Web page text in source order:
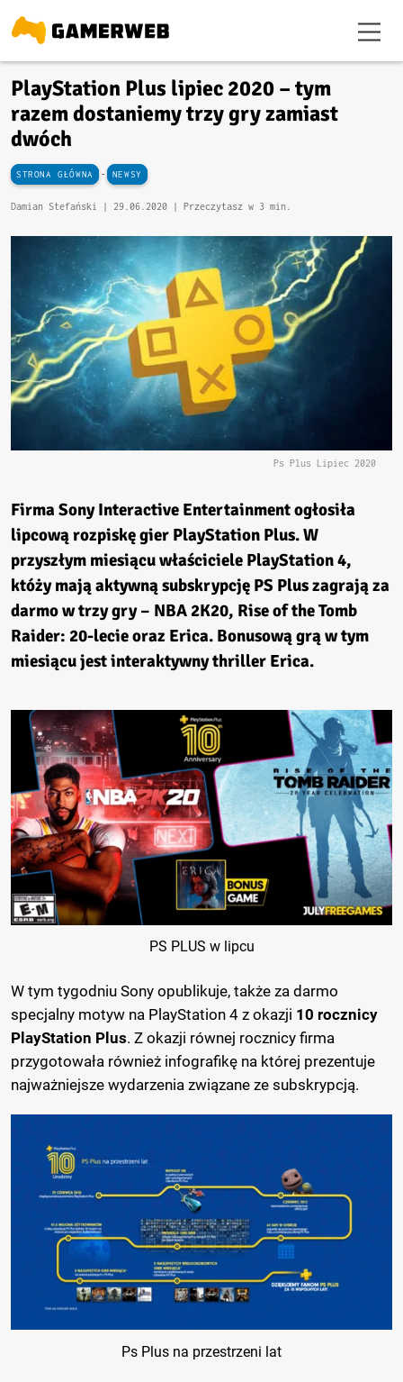
PlayStation Plus lipiec 2020 – tym
razem dostaniemy trzy gry zamiast
dwóch
STRONA GŁÓWNA - NEWSY
Damian Stefański | 29.06.2020 | Przeczytasz w 3 min.
Ps Plus Lipiec 2020
Firma Sony Interactive Entertainment ogłosiła
lipcową rozpiskę gier PlayStation Plus. W
przyszłym miesiącu właściciele PlayStation 4,
któży mają aktywną subskrypcję PS Plus zagrają za
darmo w trzy gry – NBA 2K20, Rise of the Tomb
Raider: 20-lecieoraz Erica. Bonusową grą w tym
miesiącu jest interaktywny thriller Erica.
PS PLUS w lipcu
W tym tygodniu Sony opublikuje, także za darmo
specjalny motyw na PlayStation 4 z okazji 10 rocznicy
PlayStation Plus. Z okazji równej rocznicy firma
przygotowała również infografikę na której prezentuje
najważniejsze wydarzenia związane ze subskrypcją.
Ps Plus na przestrzeni lat